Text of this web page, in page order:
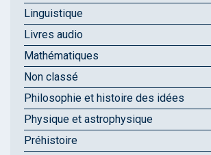
Linguistique
Livres audio
Mathématiques
Non classé
Philosophie et histoire des idées
Physique et astrophysique
Préhistoire